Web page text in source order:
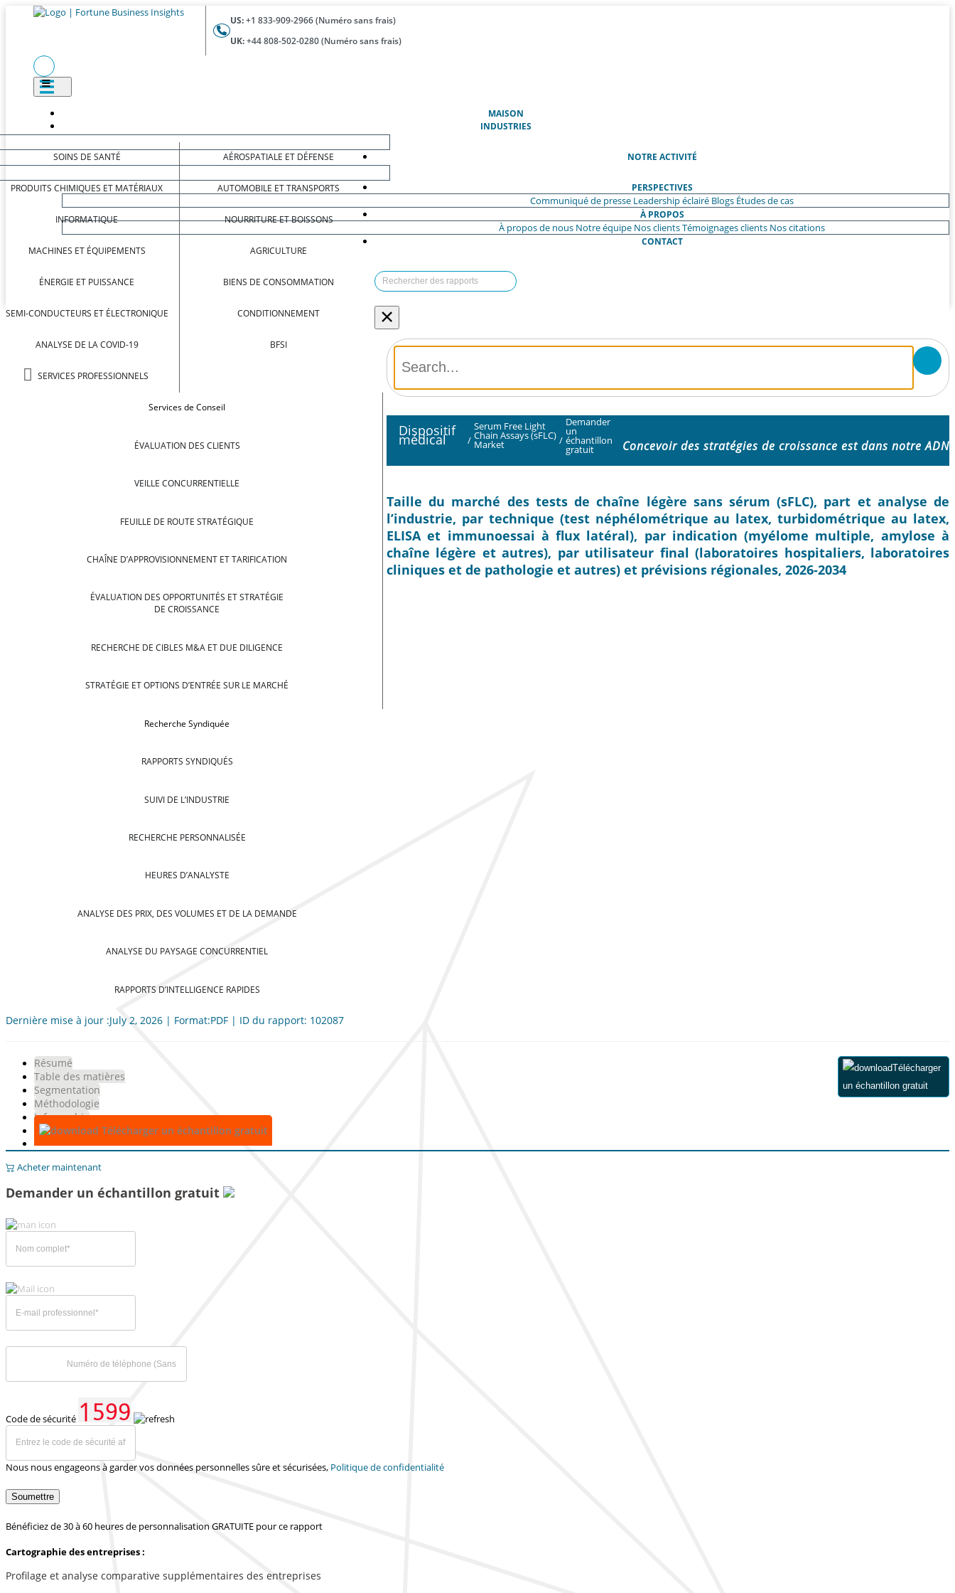
US:+1 833-909-2966 (Numéro sans frais)
UK:+44 808-502-0280 (Numéro sans frais)
MAISON(ACTUEL)
INDUSTRIES
SOINS DE SANTÉ
PRODUITS CHIMIQUES ET MATÉRIAUX
INFORMATIQUE
MACHINES ET ÉQUIPEMENTS
ÉNERGIE ET PUISSANCE
SEMI-CONDUCTEURS ET ÉLECTRONIQUE
ANALYSE DE LA COVID-19
SERVICES PROFESSIONNELS
AÉROSPATIALE ET DÉFENSE
AUTOMOBILE ET TRANSPORTS
NOURRITURE ET BOISSONS
AGRICULTURE
BIENS DE CONSOMMATION
CONDITIONNEMENT
BFSI
NOTRE ACTIVITÉ
Services de Conseil
ÉVALUATION DES CLIENTS
VEILLE CONCURRENTIELLE
FEUILLE DE ROUTE STRATÉGIQUE
CHAÎNE D’APPROVISIONNEMENT ET TARIFICATION
ÉVALUATION DES OPPORTUNITÉS ET STRATÉGIE
DE CROISSANCE
RECHERCHE DE CIBLES M&A ET DUE DILIGENCE
STRATÉGIE ET OPTIONS D’ENTRÉE SUR LE MARCHÉ
Recherche Syndiquée
RAPPORTS SYNDIQUÉS
SUIVI DE L’INDUSTRIE
RECHERCHE PERSONNALISÉE
HEURES D’ANALYSTE
ANALYSE DES PRIX, DES VOLUMES ET DE LA DEMANDE
ANALYSE DU PAYSAGE CONCURRENTIEL
RAPPORTS D’INTELLIGENCE RAPIDES
PERSPECTIVES
Communiqué de presse Leadership éclairé Blogs Études de cas
À PROPOS
À propos de nous Notre équipe Nos clientsTémoignages clients Nos citations
CONTACT
×
Dispositif
médical /
Serum Free Light
Chain Assays (sFLC)
Market /
Demander
un
échantillon
gratuit Concevoir des stratégies de croissance est dans notre ADN
Taille du marché des tests de chaîne légère sans sérum (sFLC), part et analyse de
l’industrie, par technique (test néphélométrique au latex, turbidométrique au latex,
ELISA et immunoessai à flux latéral), par indication (myélome multiple, amylose à
chaîne légère et autres), par utilisateur final (laboratoires hospitaliers, laboratoires
cliniques et de pathologie et autres) et prévisions régionales, 2026-2034
Dernière mise à jour :July 2, 2026 | Format:PDF | ID du rapport: 102087
Résumé
Table des matières
Segmentation
Méthodologie
Infographie
Télécharger un échantillon gratuit
Télécharger
un échantillon gratuit
Acheter maintenant
Demander un échantillon gratuit
Code de sécurité
Nous nous engageons à garder vos données personnelles sûre et sécurisées, Politique de confidentialité
Soumettre
Bénéficiez de 30 à 60 heures de personnalisation GRATUITE pour ce rapport
Cartographie des entreprises :
Profilage et analyse comparative supplémentaires des entreprises